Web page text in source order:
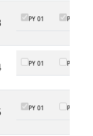
PY 01 PY 02
PY 01 PY 02
PY 01 PY 02